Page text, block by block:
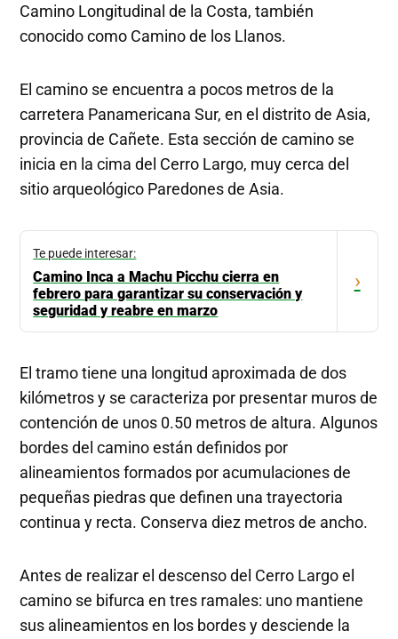
Camino Longitudinal de la Costa, también
conocido como Camino de los Llanos.
El camino se encuentra a pocos metros de la
carretera Panamericana Sur, en el distrito de Asia,
provincia de Cañete. Esta sección de camino se
inicia en la cima del Cerro Largo, muy cerca del
sitio arqueológico Paredones de Asia.
Te puede interesar:
Camino Inca a Machu Picchu cierra en
febrero para garantizar su conservación y
seguridad y reabre en marzo
›
El tramo tiene una longitud aproximada de dos
kilómetros y se caracteriza por presentar muros de
contención de unos 0.50 metros de altura. Algunos
bordes del camino están definidos por
alineamientos formados por acumulaciones de
pequeñas piedras que definen una trayectoria
continua y recta. Conserva diez metros de ancho.
Antes de realizar el descenso del Cerro Largo el
camino se bifurca en tres ramales: uno mantiene
sus alineamientos en los bordes y desciende la